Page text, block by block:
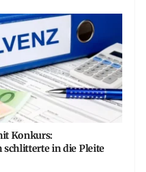
Konkurs:
in die Pleite